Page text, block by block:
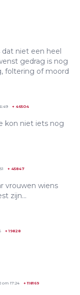
dat niet een heel
gedrag is nog
foltering of moord
+ 46504
kon niet iets nog
+ 45847
vrouwen wiens
zijn...
+19828
om 17:24 +118169